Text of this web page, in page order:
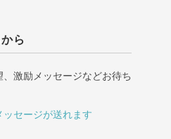
ら
激励メッセージなどお待ち
ッセージが送れます